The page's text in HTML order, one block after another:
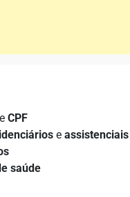
e CPF
e assistenciais
saúde